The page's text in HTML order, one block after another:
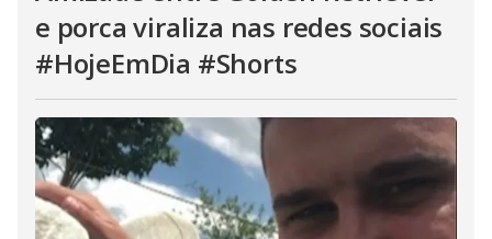
e porca viraliza nas redes sociais
#HojeEmDia #Shorts